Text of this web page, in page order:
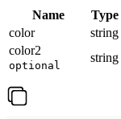
Name Type
color
string
color2
optional
string